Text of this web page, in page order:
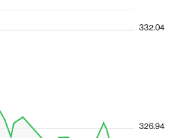
326.94
332.04